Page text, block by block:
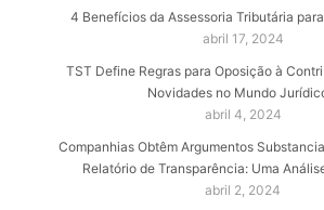
4 Benefícios da Assessoria Tributária
abril 17, 2024
TST Define Regras para Oposição à
Novidades no Mundo
abril 4, 2024
Companhias Obtêm Argumentos
Relatório de Transparência: Uma
abril 2, 2024